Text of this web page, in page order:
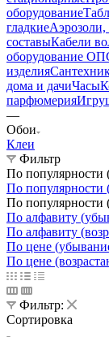
оборудование
гладкие
составыКабели
оборудование
изделия
дома и дачиЧасы
парфюмерия
—
Обои
Клеи
Фильтр
По популярности
По популярности
По популярности
По алфавиту
По алфавиту
По цене
По цене
Фильтр:
Сортировка